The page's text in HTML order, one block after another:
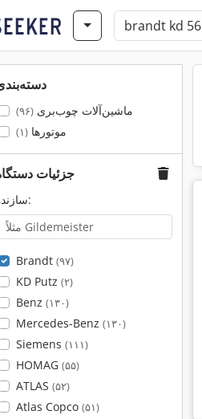
ماشین‌آلات چوب‌بری(۹۶)
موتورها(۱)
جزئیات
سازنده:
Brandt (۹۷)
KD Putz (۲)
Benz (۱۳۰)
Mercedes-Benz (۱۳۰)
Siemens (۱۱۱)
HOMAG (۵۵)
ATLAS (۵۲)
Atlas Copco (۵۱)